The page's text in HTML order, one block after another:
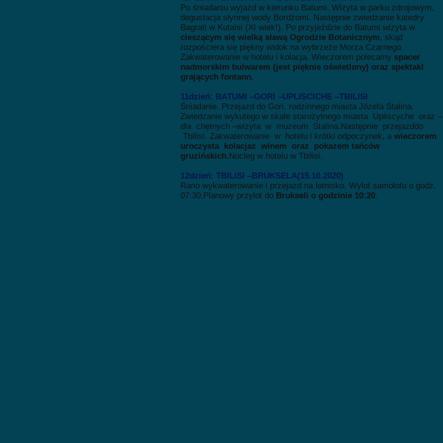
Po śniadaniu wyjazd w kierunku Batumi. Wizyta w parku zdrojowym,
degustacja słynnej wody Bordżomi. Następnie zwiedzanie katedry
Bagrati w Kutaisi (XI wiek!). Po przyjeździe do Batumi wizyta w
cieszącym się wielką sławą Ogrodzie Botanicznym, skąd
rozpościera się piękny widok na wybrzeże Morza Czarnego.
Zakwaterowanie w hotelu i kolacja. Wieczorem polecamy spacer
nadmorskim bulwarem (jest pięknie oświetlony) oraz spektakl
grających fontann.
11dzień: BATUMI –GORI –UPLISCICHE –TBILISI
Śniadanie. Przejazd do Gori, rodzinnego miasta Józefa Stalina.
Zwiedzanie wykutego w skale starożytnego miasta Upliscyche oraz –
dla chętnych –wizyta w muzeum Stalina.Następnie przejazddo
Tbilisi. Zakwaterowanie w hotelu i krótki odpoczynek, a wieczorem
uroczysta kolacjaz winem oraz pokazem tańców
gruzińskich.Nocleg w hotelu w Tbilisi.
12dzień: TBILISI –BRUKSELA(15.10.2020)
Rano wykwaterowanie i przejazd na lotnisko. Wylot samolotu o godz.
07:30.Planowy przylot do Brukseli o godzinie 10:20.